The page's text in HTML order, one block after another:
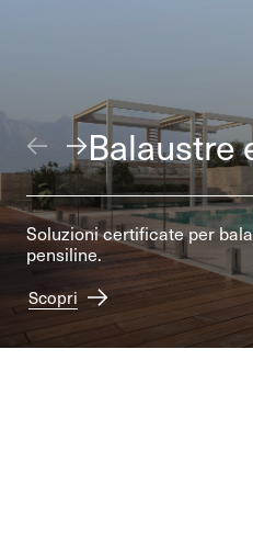
Balaustre
Soluzioni certificate per
pensiline.
Scopri